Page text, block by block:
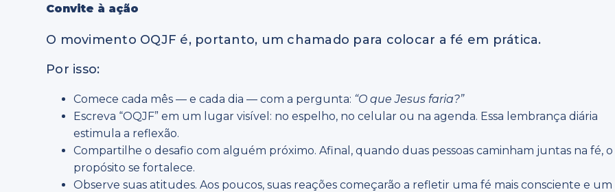
Convite à ação
O movimento OQJF é, portanto, um chamado para colocar a fé em prática.
Por isso:
Comece cada mês — e cada dia — com a pergunta: “O que Jesus faria?”
Escreva “OQJF” em um lugar visível: no espelho, no celular ou na agenda. Essa lembrança diária
estimula a reflexão.
Compartilhe o desafio com alguém próximo. Afinal, quando duas pessoas caminham juntas na fé, o
propósito se fortalece.
Observe suas atitudes. Aos poucos, suas reações começarão a refletir uma fé mais consciente e um